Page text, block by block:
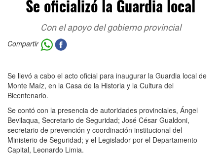
Se oficializó la Guardia local
Con el apoyo del gobierno provincial
Compartir
Se llevó a cabo el acto oficial para inaugurar la Guardia local de
Monte Maíz, en la Casa de la Historia y la Cultura del
Bicentenario.
Se contó con la presencia de autoridades provinciales, Ángel
Bevilaqua, Secretario de Seguridad; José César Gualdoni,
secretario de prevención y coordinación institucional del
Ministerio de Seguridad; y el Legislador por el Departamento
Capital, Leonardo Limia.